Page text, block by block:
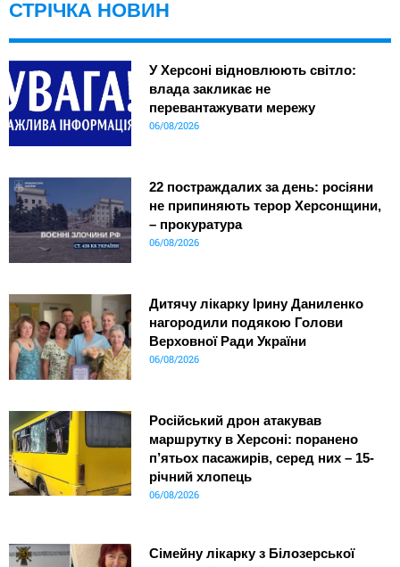
СТРІЧКА НОВИН
У Херсоні відновлюють світло:
влада закликає не
перевантажувати мережу
06/08/2026
22 постраждалих за день: росіяни
не припиняють терор Херсонщини,
– прокуратура
06/08/2026
Дитячу лікарку Ірину Даниленко
нагородили подякою Голови
Верховної Ради України
06/08/2026
Російський дрон атакував
маршрутку в Херсоні: поранено
п’ятьох пасажирів, серед них – 15-
річний хлопець
06/08/2026
Сімейну лікарку з Білозерської